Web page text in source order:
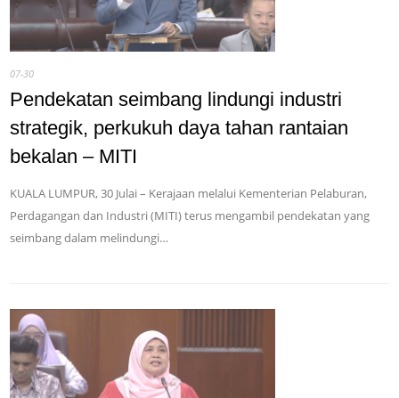
07-30
Pendekatan seimbang lindungi industri
strategik, perkukuh daya tahan rantaian
bekalan – MITI
KUALA LUMPUR, 30 Julai – Kerajaan melalui Kementerian Pelaburan,
Perdagangan dan Industri (MITI) terus mengambil pendekatan yang
seimbang dalam melindungi…